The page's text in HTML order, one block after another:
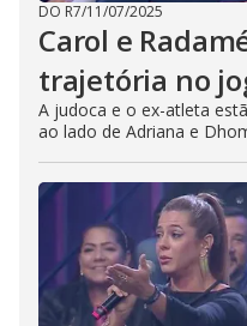
DO R7/11/07/2025
Carol e
trajetória no
A judoca e o ex-atleta
ao lado de Adriana e